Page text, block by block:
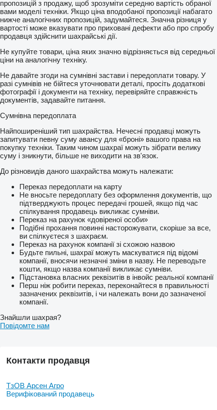
пропозицій з продажу, щоб зрозуміти середню вартість обраної
вами моделі техніки. Якщо ціна вподобаної пропозиції набагато
нижче аналогічних пропозицій, задумайтеся. Значна різниця у
вартості може вказувати про приховані дефекти або про спробу
продавця здійснити шахрайські дії.
Не купуйте товари, ціна яких значно відрізняється від середньої
ціни на аналогічну техніку.
Не давайте згоди на сумнівні застави і передоплати товару. У
разі сумнівів не бійтеся уточнювати деталі, просіть додаткові
фотографії і документи на техніку, перевіряйте справжність
документів, задавайте питання.
Сумнівна передоплата
Найпоширеніший тип шахрайства. Нечесні продавці можуть
запитувати певну суму авансу для «броні» вашого права на
покупку техніки. Таким чином шахраї можуть зібрати велику
суму і зникнути, більше не виходити на зв'язок.
До різновидів даного шахрайства можуть належати:
Переказ передоплати на карту
Не вносьте передоплату без оформлення документів, що
підтверджують процес передачі грошей, якщо під час
спілкування продавець викликає сумніви.
Переказ на рахунок «довіреної особи»
Подібні прохання повинні насторожувати, скоріше за все,
ви спілкуєтеся з шахраєм.
Переказ на рахунок компанії зі схожою назвою
Будьте пильні, шахраї можуть маскуватися під відомі
компанії, вносячи незначні зміни в назву. Не переводьте
кошти, якщо назва компанії викликає сумніви.
Підстановка власних реквізитів в інвойс реальної компанії
Перш ніж робити переказ, переконайтеся в правильності
зазначених реквізитів, і чи належать вони до зазначеної
компанії.
Знайшли шахрая?
Повідомте нам
Контакти продавця
ТзОВ Арсен Агро
Верифікований продавець